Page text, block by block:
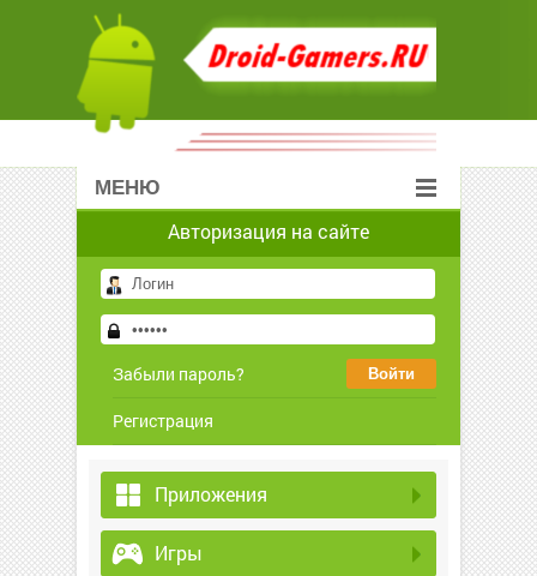
МЕНЮ
Авторизация на сайте
Забыли пароль?
Регистрация
Приложения
Игры